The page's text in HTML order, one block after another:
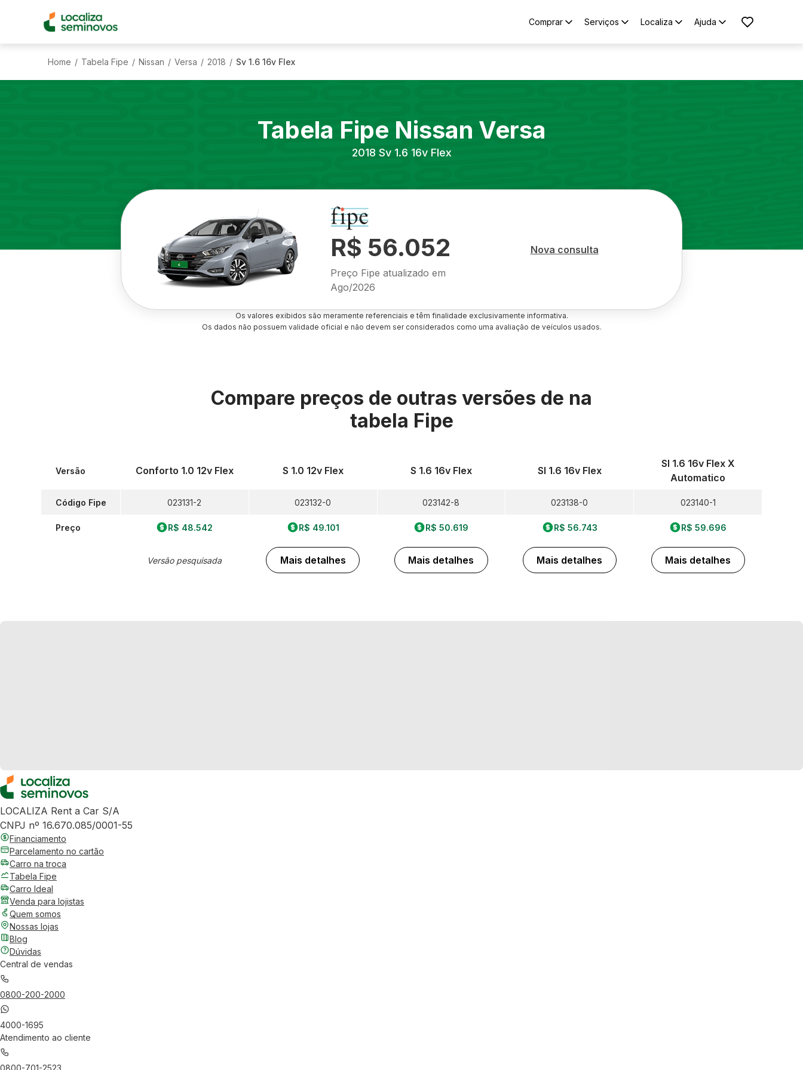
Comprar Serviços Localiza Ajuda
Home / Tabela Fipe / Nissan / Versa / 2018 / Sv 1.6 16v Flex
Tabela Fipe Nissan Versa
2018 Sv 1.6 16v Flex
R$ 56.052
Preço Fipe atualizado em
Ago/2026
Nova consulta
Os valores exibidos são meramente referenciais e têm finalidade exclusivamente informativa.
Os dados não possuem validade oficial e não devem ser considerados como uma avaliação de veículos usados.
Compare preços de outras versões de na
tabela Fipe
Versão
Código Fipe
Preço
Conforto 1.0 12v Flex
023131-2
R$ 48.542
Versão pesquisada
S 1.0 12v Flex
023132-0
R$ 49.101
Mais detalhes
S 1.6 16v Flex
023142-8
R$ 50.619
Mais detalhes
Sl 1.6 16v Flex
023138-0
R$ 56.743
Mais detalhes
Sl 1.6 16v Flex X
Automatico
023140-1
R$ 59.696
Mais detalhes
LOCALIZA Rent a Car S/A
CNPJ nº 16.670.085/0001-55
Financiamento
Parcelamento no cartão
Carro na troca
Tabela Fipe
Carro Ideal
Venda para lojistas
Quem somos
Nossas lojas
Blog
Dúvidas
Central de vendas
0800-200-2000
4000-1695
Atendimento ao cliente
0800-701-2523